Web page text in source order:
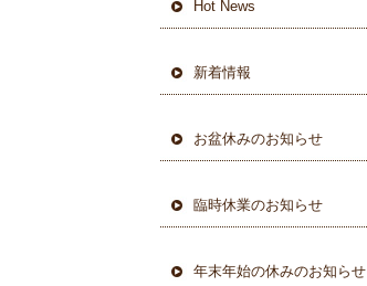
Hot News
新着情報
お盆休みのお知らせ
臨時休業のお知らせ
年末年始の休みのお知らせ